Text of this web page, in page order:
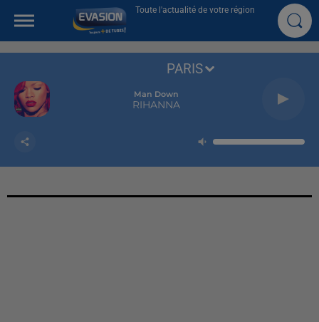
Toute l'actualité de votre région
Man Down
RIHANNA
PARIS